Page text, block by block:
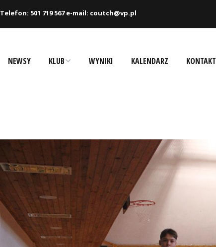
Telefon: 501 719 567 e-mail: coutch@vp.pl
NEWSY KLUB
Partnerzy
WYNIKI KALENDARZ KONTAKT